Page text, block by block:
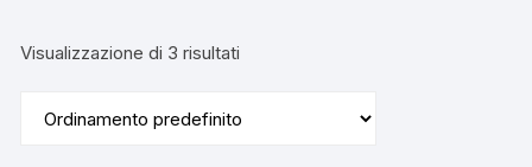
Visualizzazione di 3 risultati